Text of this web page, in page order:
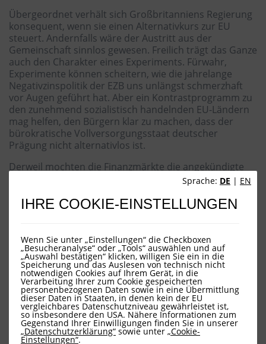
Sprache: DE | EN
IHRE COOKIE-EINSTELLUNGEN
Wenn Sie unter „Einstellungen“ die Checkboxen
„Besucheranalyse“ oder „Tools“ auswählen und auf
„Auswahl bestätigen“ klicken, willigen Sie ein in die
Speicherung und das Auslesen von technisch nicht
notwendigen Cookies auf Ihrem Gerät, in die
Verarbeitung Ihrer zum Cookie gespeicherten
personenbezogenen Daten sowie in eine Übermittlung
dieser Daten in Staaten, in denen kein der EU
vergleichbares Datenschutzniveau gewährleistet ist,
so insbesondere den USA. Nähere Informationen zum
Gegenstand Ihrer Einwilligungen finden Sie in unserer
„Datenschutzerklärung“ sowie unter „Cookie-
Einstellungen“.
Übergeordnet verhält sich Großbritanniens Regierung
konsequent, wenn sie einen Alternativkurs zur EU
steuert. Andernfalls wäre der Austritt aus der
Gemeinschaft sinnlos gewesen. Freilich trägt das Ganze
auch den Charakter eines Experiments. Fürwahr,
Experimente können scheitern, wie die jahrelange
Negativzinspolitik der EZB uns unlängst schmerzhaft
vor Augen geführt hat. Aber ein Kontrastprogramm zu
den zunehmend sozialistisch handelnden EU-Ländern
mag helfen, den Bürgern klar zu machen, dass der
bürokratische Vollversorgungsstaat deutscher
Prägung nicht alternativlos ist.
Derweil mochten die Finanzmärkte die angekündigte
Politik nicht goutieren. Angst vor erheblich steigender
britischer Staatsanleihen. Seit Jahresbeginn fielen die
während des allgemeinen Tumultes gehörig unter die
Räder. Die Bank of England sah sich genötigt, ihren
Zinsstraffungspfad zu verlassen und Gilts aufzukaufen,
zumal Pensionsfonds durch den dramatischen
Kursverfall bei Anleihen in Schwierigkeiten gerieten.
Mehr noch, erste Immobilienfonds verweigerten die
Rückgabe von Anteilen. Zuletzt musste der
ambitionierte Schatzkanzler Kwasi Kwarteng auf
Geheiß von Frau Truss nach nur 19 Tagen im Amt